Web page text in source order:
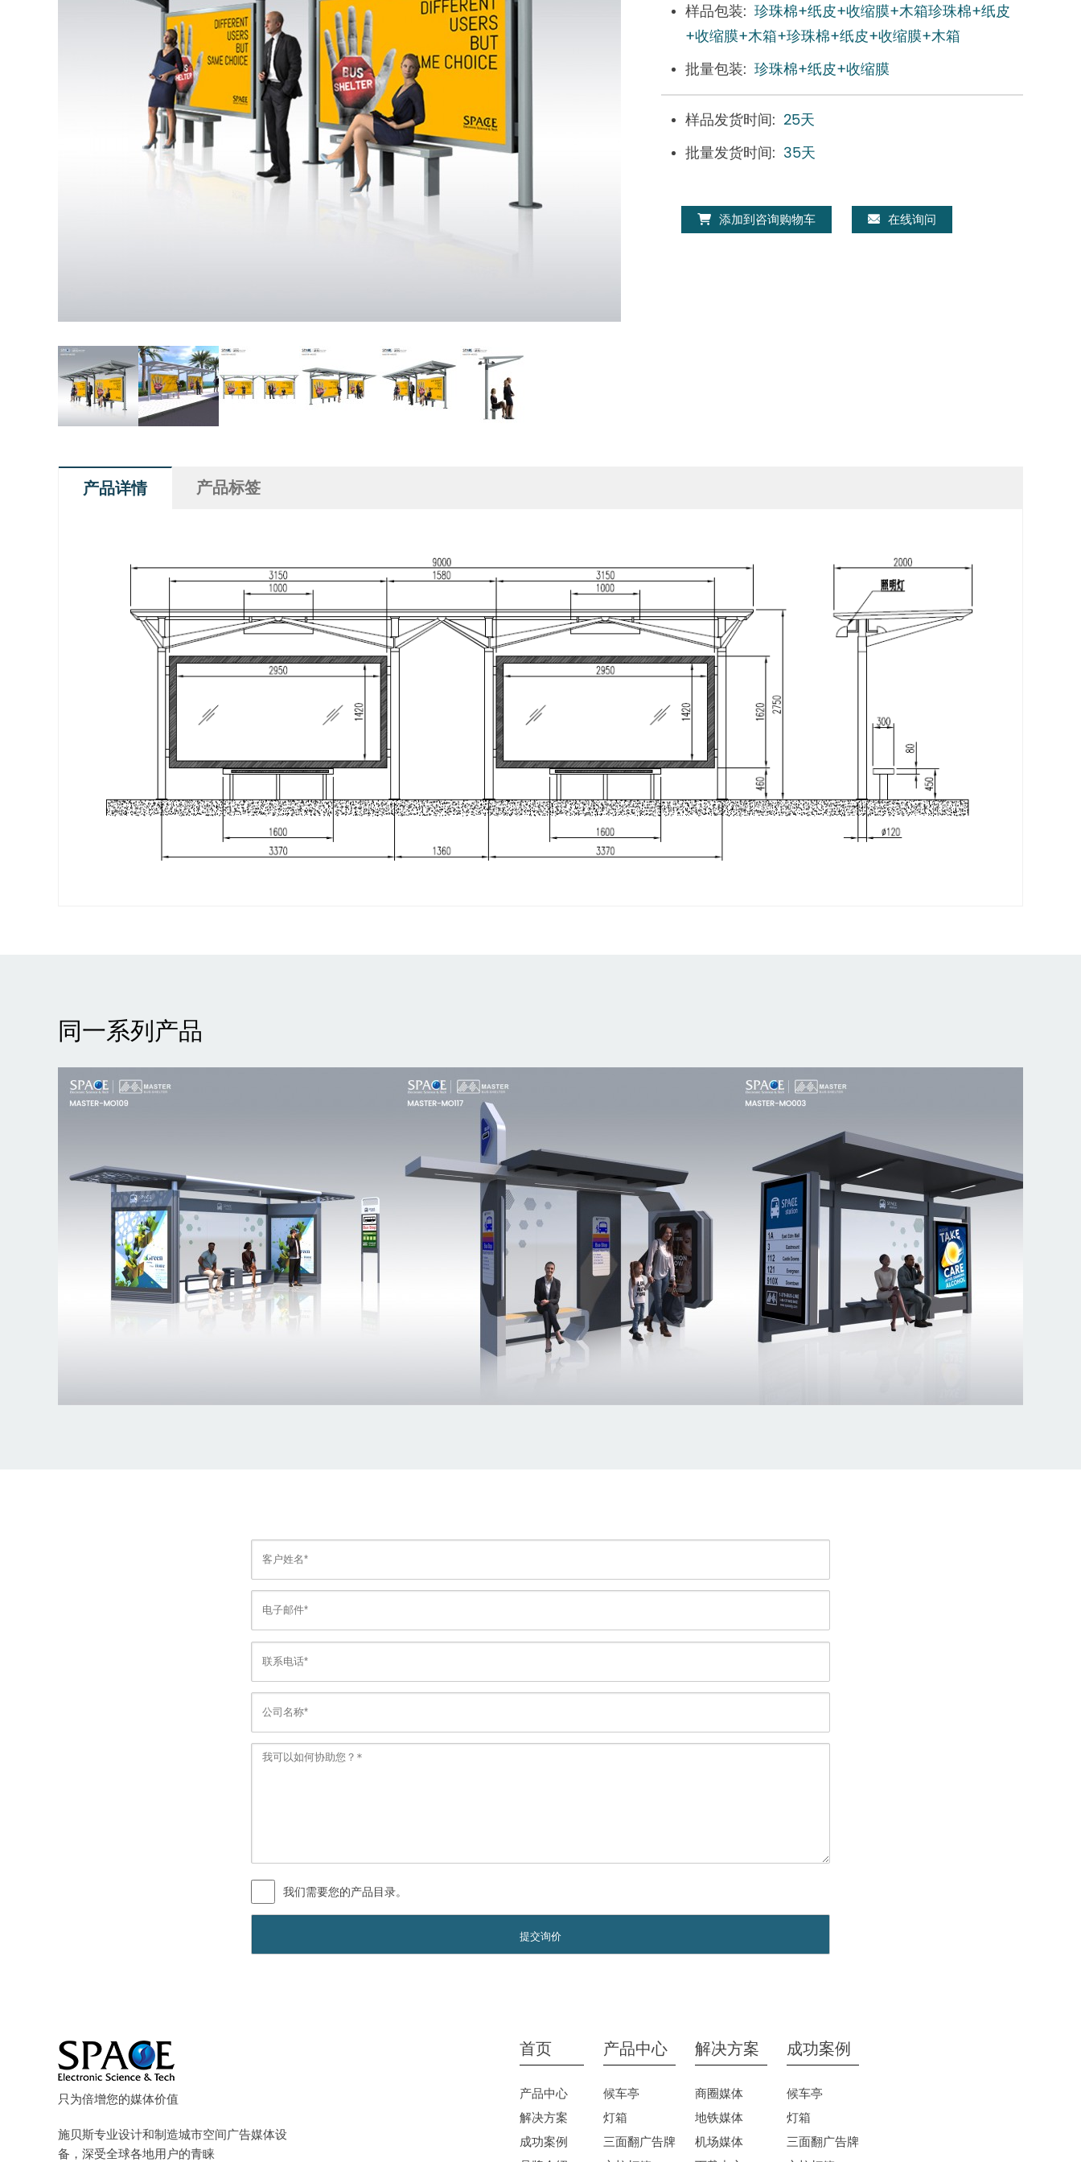
样品包装: 珍珠棉+纸皮+收缩膜+木箱珍珠棉+纸皮
+收缩膜+木箱+珍珠棉+纸皮+收缩膜+木箱
批量包装: 珍珠棉+纸皮+收缩膜
样品发货时间: 25天
批量发货时间: 35天
添加到咨询购物车 在线询问
产品详情 产品标签
同一系列产品
我们需要您的产品目录。
只为倍增您的媒体价值
施贝斯专业设计和制造城市空间广告媒体设
备，深受全球各地用户的青睐
首页
产品中心
解决方案
成功案例
产品中心
候车亭
灯箱
三面翻广告牌
解决方案
商圈媒体
地铁媒体
机场媒体
成功案例
候车亭
灯箱
三面翻广告牌